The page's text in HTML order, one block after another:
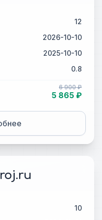
12
2026-10-10
2025-10-10
0.8
6 900 ₽
5 865 ₽
10